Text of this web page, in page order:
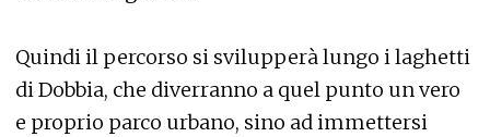
Quindi il percorso si svilupperà lungo i laghetti
di Dobbia, che diverranno a quel punto un vero
e proprio parco urbano, sino ad immettersi